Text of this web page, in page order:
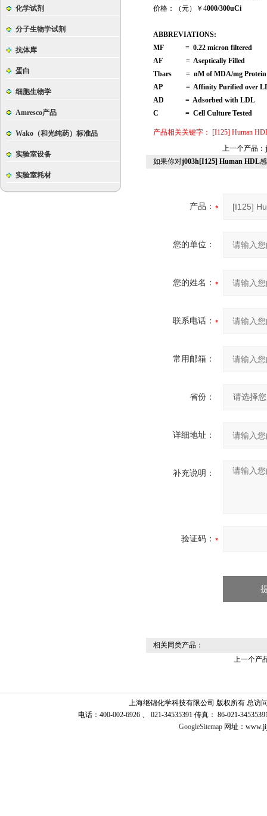
化学试剂
分子生物学试剂
抗体库
蛋白
细胞生物学
Amresco产品
Wako（和光纯药）标准品
实验室设备
实验室耗材
价格：（元）
￥4000/300uCi
ABBREVIATIONS:
MF = 0.22 micron filtered
AF = Aseptically Filled
Tbars = nM of MDA/mg Protein
AP = Affinity Purified over
AD = Adsorbed with LDL
C = Cell Culture Tested
产品相关关键字： [I125] Human
上一个产品：
如果你对j003h[I125] Human HDL
产品：
您的单位：
您的姓名：
联系电话：
常用邮箱：
省份：
详细地址：
补充说明：
验证码：
相关同类产品：
上一个产
上海继锦化学科技有限公司 版权所有 总访
电话：400-002-6926 、 021-34535391 传真： 86-021-
GoogleSitemap 网址：